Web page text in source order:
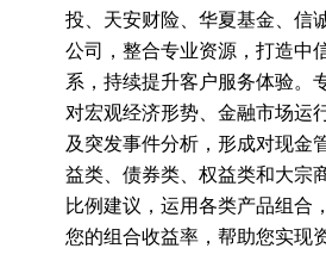
投、天安财险、华夏基金、信
公司，整合专业资源，打造中
系，持续提升客户服务体验。
对宏观经济形势、金融市场运
及突发事件分析，形成对现金
益类、债券类、权益类和大宗
比例建议，运用各类产品组合
您的组合收益率，帮助您实现